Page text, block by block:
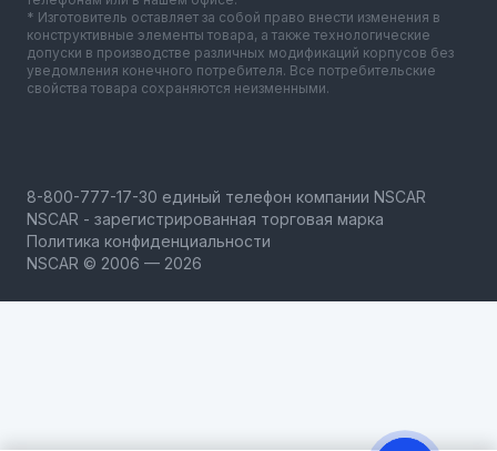
* Изготовитель оставляет за собой право внести изменения в
конструктивные элементы товара, а также технологические
допуски в производстве различных модификаций корпусов без
уведомления конечного потребителя. Все потребительские
свойства товара сохраняются неизменными.
NSCAR - зарегистрированная торговая марка
Политика конфиденциальности
NSCAR © 2006 — 2026